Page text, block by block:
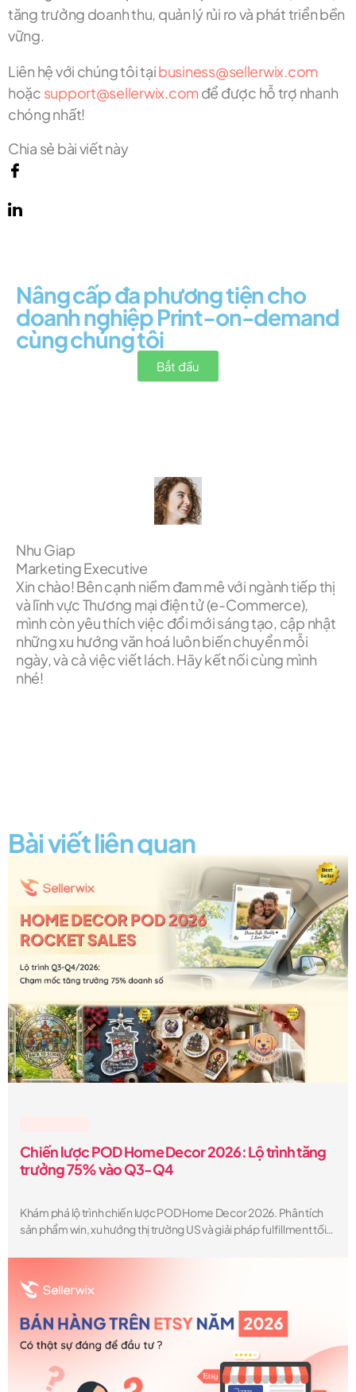
tăng trưởng doanh thu, quản lý rủi ro và phát triển bền
vững.
Liên hệ với chúng tôi tạibusiness@sellerwix.com
hoặc support@sellerwix.comđể được hỗ trợ nhanh
chóng nhất!
Chia sẻ bài viết này
Nâng cấp đa phương tiện cho
doanh nghiệp Print-on-demand
cùng chúng tôi
Bắt đầu
Nhu Giap
Marketing Executive
Xin chào! Bên cạnh niềm đam mê với ngành tiếp thị
và lĩnh vực Thương mại điện tử (e-Commerce),
mình còn yêu thích việc đổi mới sáng tạo, cập nhật
những xu hướng văn hoá luôn biến chuyển mỗi
ngày, và cả việc viết lách. Hãy kết nối cùng mình
nhé!
Bài viết liên quan
Chiến lược POD Home Decor 2026: Lộ trình tăng
trưởng 75% vào Q3-Q4
Khám phá lộ trình chiến lược POD Home Decor 2026. Phân tích
sản phẩm win, xu hướng thị trường US và giải pháp fulfillment tối